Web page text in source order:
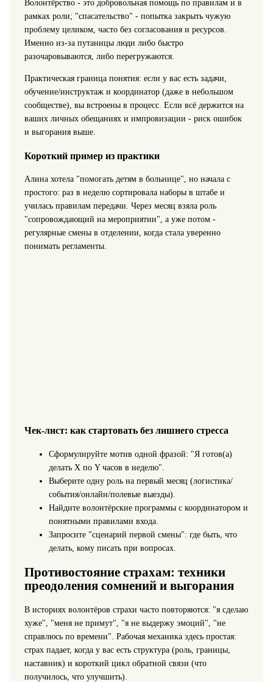
Волонтёрство - это добровольная помощь по правилам и в
рамках роли; "спасательство" - попытка закрыть чужую
проблему целиком, часто без согласования и ресурсов.
Именно из-за путаницы люди либо быстро
разочаровываются, либо перегружаются.
Практическая граница понятия: если у вас есть задачи,
обучение/инструктаж и координатор (даже в небольшом
сообществе), вы встроены в процесс. Если всё держится на
ваших личных обещаниях и импровизации - риск ошибок
и выгорания выше.
Короткий пример из практики
Алина хотела "помогать детям в больнице", но начала с
простого: раз в неделю сортировала наборы в штабе и
училась правилам передачи. Через месяц взяла роль
"сопровождающий на мероприятии", а уже потом -
регулярные смены в отделении, когда стала уверенно
понимать регламенты.
Чек-лист: как стартовать без лишнего стресса
Сформулируйте мотив одной фразой: "Я готов(а)
делать X по Y часов в неделю".
Выберите одну роль на первый месяц (логистика/
события/онлайн/полевые выезды).
Найдите волонтёрские программы с координатором и
понятными правилами входа.
Запросите "сценарий первой смены": где быть, что
делать, кому писать при вопросах.
Противостояние страхам: техники
преодоления сомнений и выгорания
В историях волонтёров страхи часто повторяются: "я сделаю
хуже", "меня не примут", "я не выдержу эмоций", "не
справлюсь по времени". Рабочая механика здесь простая:
страх падает, когда у вас есть структура (роль, границы,
наставник) и короткий цикл обратной связи (что
получилось, что улучшить).